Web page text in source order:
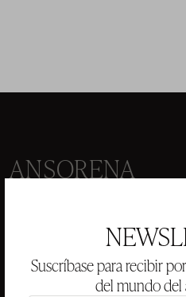
Suscríbase para recibir
del mundo del
ANSORENA
JOYERÍA